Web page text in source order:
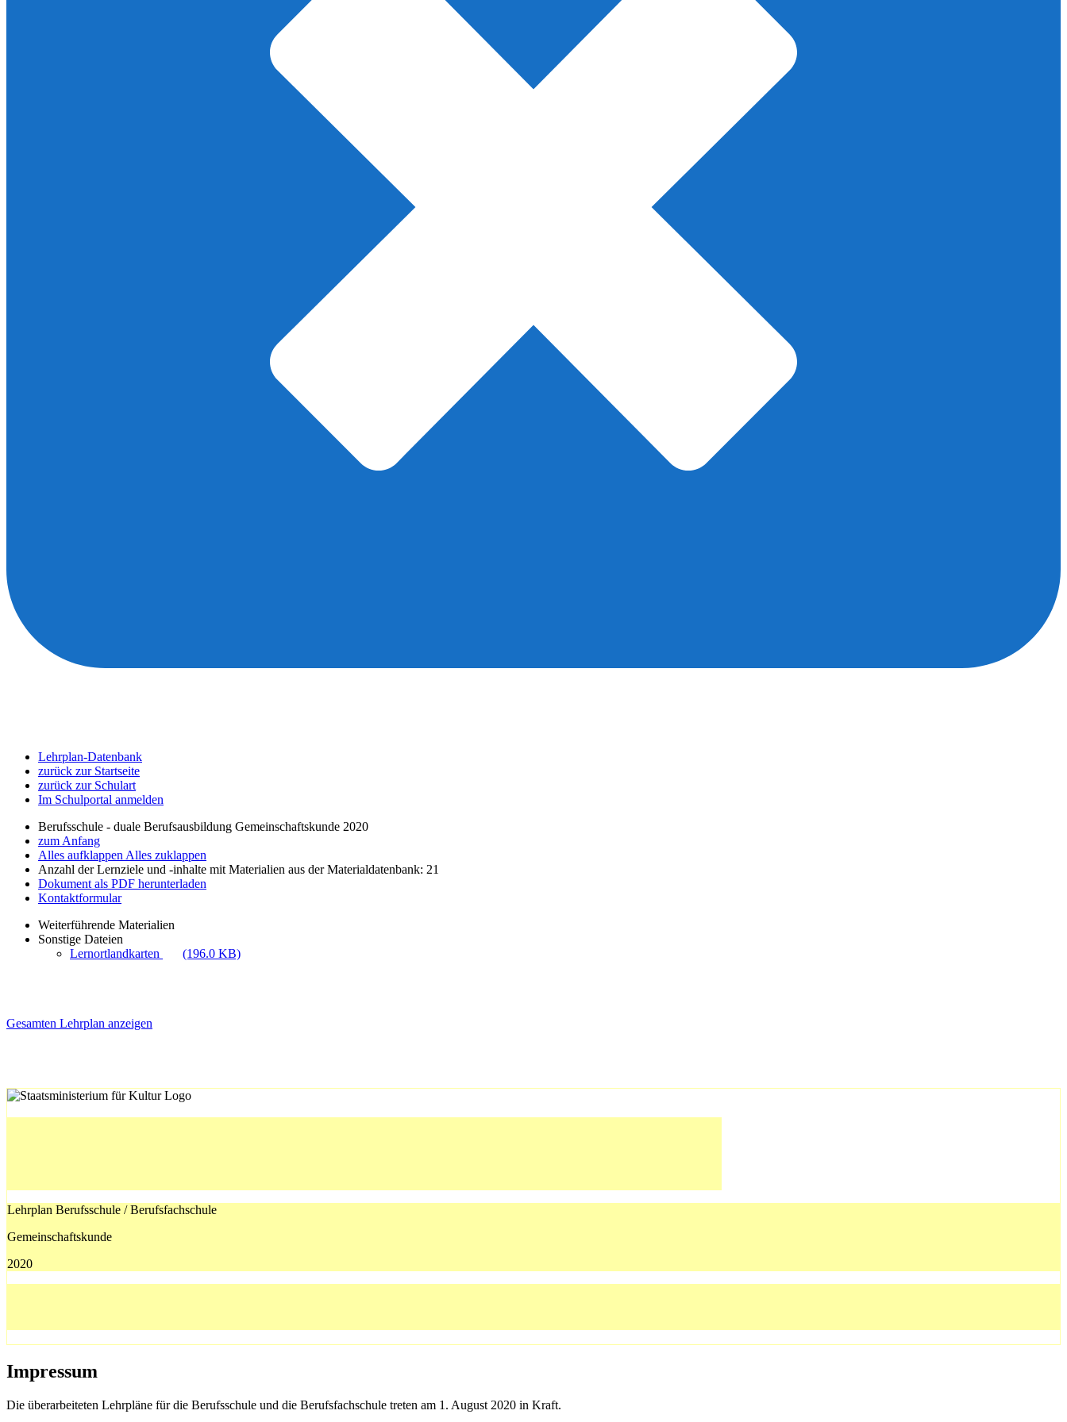
Lehrplan-Datenbank
zurück zur Startseite
zurück zur Schulart
Im Schulportal anmelden
Berufsschule - duale Berufsausbildung Gemeinschaftskunde 2020
zum Anfang
Alles aufklappen Alles zuklappen
Anzahl der Lernziele und -inhalte mit Materialien aus der Materialdatenbank: 21
Dokument als PDF herunterladen
Kontaktformular
Weiterführende Materialien
Sonstige Dateien
Lernortlandkarten
(196.0 KB)
Gesamten Lehrplan anzeigen
Lehrplan Berufsschule / Berufsfachschule
Gemeinschaftskunde
2020
Impressum
Die überarbeiteten Lehrpläne für die Berufsschule und die Berufsfachschule treten am 1. August 2020 in Kraft.